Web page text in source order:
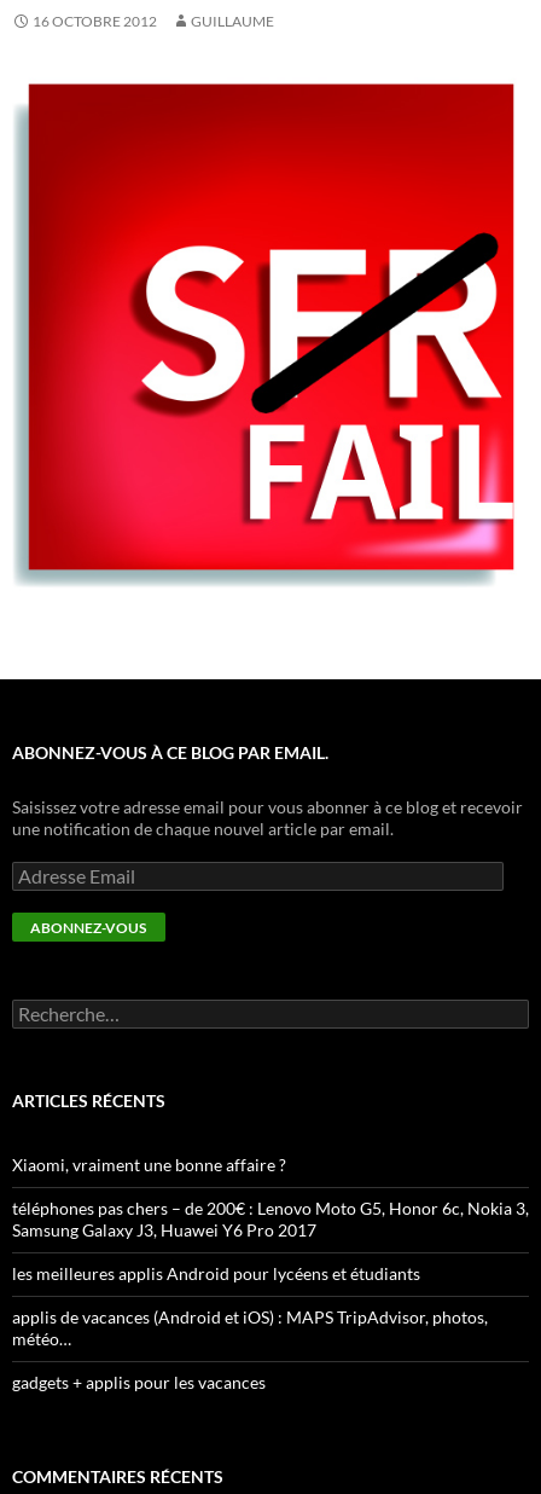
16 OCTOBRE 2012 GUILLAUME
ABONNEZ-VOUS À CE BLOG PAR EMAIL.
Saisissez votre adresse email pour vous abonner à ce blog et recevoir
une notification de chaque nouvel article par email.
Adresse
Email
ABONNEZ-VOUS
Rechercher :
ARTICLES RÉCENTS
Xiaomi, vraiment une bonne affaire ?
téléphones pas chers – de 200€ : Lenovo Moto G5, Honor 6c, Nokia 3,
Samsung Galaxy J3, Huawei Y6 Pro 2017
les meilleures applis Android pour lycéens et étudiants
applis de vacances (Android et iOS) : MAPS TripAdvisor, photos,
météo…
gadgets + applis pour les vacances
COMMENTAIRES RÉCENTS